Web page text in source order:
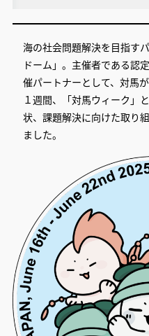
海の社会問題解決を目指す
ドーム」。主催者である認
催パートナーとして、対馬
１週間、「対馬ウィーク」
状、課題解決に向けた取り
ました。